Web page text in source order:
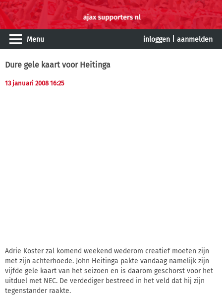
Menu inloggen aanmelden
Dure gele kaart voor Heitinga
13 januari 2008 16:25
Adrie Koster zal komend weekend wederom creatief moeten zijn
met zijn achterhoede. John Heitinga pakte vandaag namelijk zijn
vijfde gele kaart van het seizoen en is daarom geschorst voor het
uitduel met NEC. De verdediger bestreed in het veld dat hij zijn
tegenstander raakte.